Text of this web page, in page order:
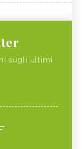
sugli ultimi